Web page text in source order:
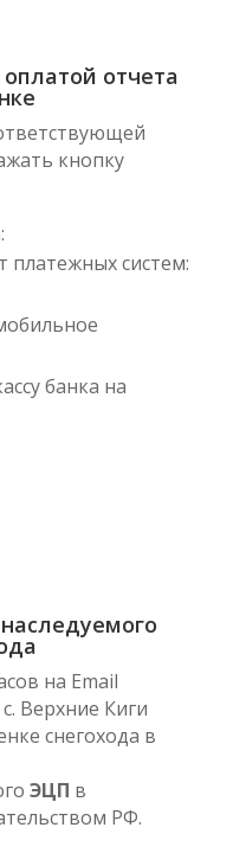
отчета
кнопку
платежных систем:
банка на
на Email
Верхние Киги
снегохода в
ЭЦП в
РФ.